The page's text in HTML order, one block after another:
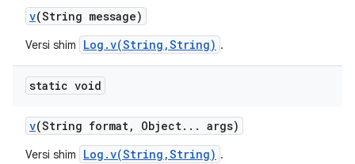
v(String message)
Versi shim Log.v(String,String) .
static void
v(String format, Object. . . args)
Versi shim Log.v(String,String) .